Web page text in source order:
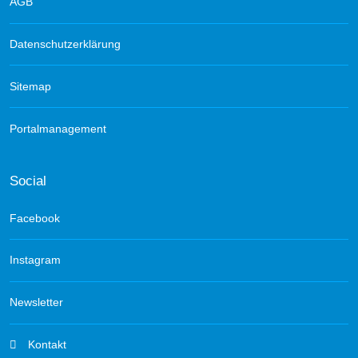
Datenschutzerklärung
Sitemap
Portalmanagement
Social
Facebook
Instagram
Newsletter
Kontakt